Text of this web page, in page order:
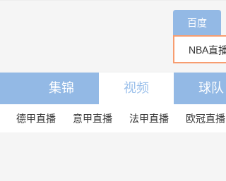
百度
集锦 视频 球队
德甲直播 意甲直播 法甲直播 欧冠直播